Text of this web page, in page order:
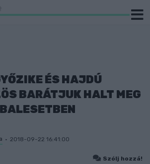
ÉS HAJDÚ
BARÁTJUK HALT MEG
2018-09-22 16:41:00
Szólj hozzá!